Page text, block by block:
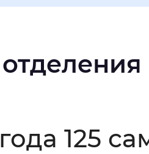
Нормальный
125